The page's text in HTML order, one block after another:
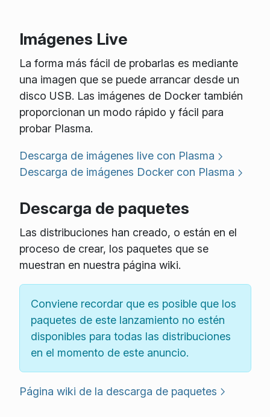
Imágenes Live
La forma más fácil de probarlas es mediante
una imagen que se puede arrancar desde un
disco USB. Las imágenes de Docker también
proporcionan un modo rápido y fácil para
probar Plasma.
Descarga de imágenes live con Plasma
Descarga de imágenes Docker con Plasma
Descarga de paquetes
Las distribuciones han creado, o están en el
proceso de crear, los paquetes que se
muestran en nuestra página wiki.
Conviene recordar que es posible que los
paquetes de este lanzamiento no estén
disponibles para todas las distribuciones
en el momento de este anuncio.
Página wiki de la descarga de paquetes